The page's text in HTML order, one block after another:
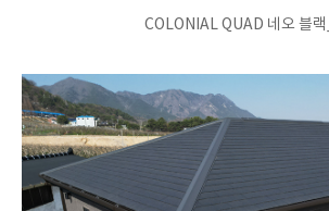
COLONIAL QUAD 네오 블랙